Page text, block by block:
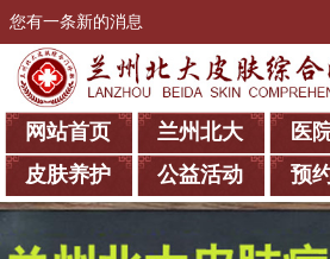
您有一条新的消息
网站首页 兰州北大 医
皮肤养护
公益活动 预